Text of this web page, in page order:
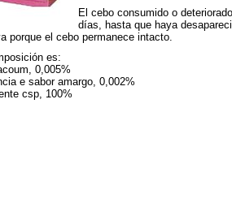
El cebo consumido o
días, hasta que haya
porque el cebo permanece intacto.
es:
0,005%
e sabor amargo, 0,002%
csp, 100%